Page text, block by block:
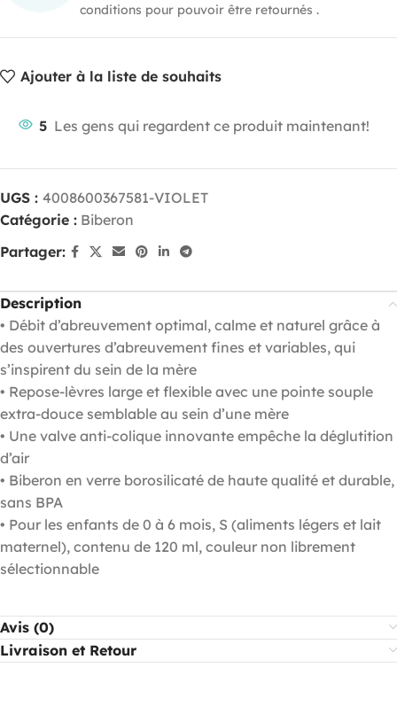
conditions pour pouvoir être retournés .
Ajouter à la liste de souhaits
5 Les gens qui regardent ce produit maintenant!
UGS : 4008600367581-VIOLET
Catégorie : Biberon
Partager:
Description
• Débit d’abreuvement optimal, calme et naturel grâce à
des ouvertures d’abreuvement fines et variables, qui
s’inspirent du sein de la mère
• Repose-lèvres large et flexible avec une pointe souple
extra-douce semblable au sein d’une mère
• Une valve anti-colique innovante empêche la déglutition
d’air
• Biberon en verre borosilicaté de haute qualité et durable,
sans BPA
• Pour les enfants de 0 à 6 mois, S (aliments légers et lait
maternel), contenu de 120 ml, couleur non librement
sélectionnable
Avis (0)
Livraison et Retour